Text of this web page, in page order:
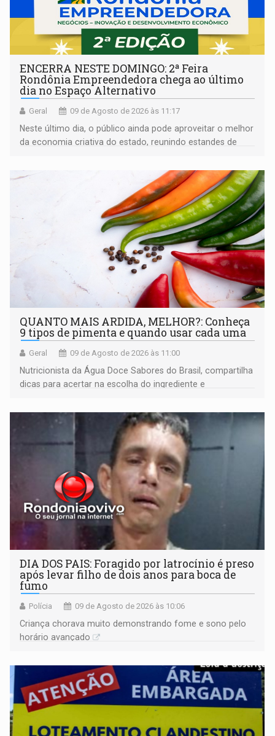
ENCERRA NESTE DOMINGO: 2ª Feira
Rondônia Empreendedora chega ao último
dia no Espaço Alternativo
Geral 09 de Agosto de 2026 às 11:17
Neste último dia, o público ainda pode aproveitar o melhor
da economia criativa do estado, reunindo estandes de
QUANTO MAIS ARDIDA, MELHOR?: Conheça
9 tipos de pimenta e quando usar cada uma
Geral 09 de Agosto de 2026 às 11:00
Nutricionista da Água Doce Sabores do Brasil, compartilha
dicas para acertar na escolha do ingrediente e
DIA DOS PAIS: Foragido por latrocínio é preso
após levar filho de dois anos para boca de
fumo
Polícia 09 de Agosto de 2026 às 10:06
Criança chorava muito demonstrando fome e sono pelo
horário avançado